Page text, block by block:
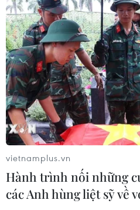
vietnamplus.vn
Hành trình nối những
các Anh hùng liệt sỹ về